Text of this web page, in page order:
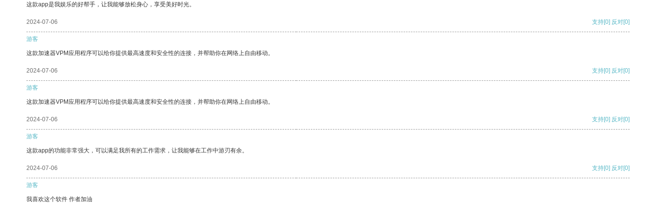
这款app是我娱乐的好帮手，让我能够放松身心，享受美好时光。
2024-07-06 支持[0] 反对[0]
游客
这款加速器VPM应用程序可以给你提供最高速度和安全性的连接，并帮助你在网络上自由移动。
2024-07-06 支持[0] 反对[0]
游客
这款加速器VPM应用程序可以给你提供最高速度和安全性的连接，并帮助你在网络上自由移动。
2024-07-06 支持[0] 反对[0]
游客
这款app的功能非常强大，可以满足我所有的工作需求，让我能够在工作中游刃有余。
2024-07-06 支持[0] 反对[0]
游客
我喜欢这个软件 作者加油